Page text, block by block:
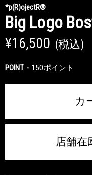
*p(R)ojectR®
Big Logo
¥16,500 (税込)
POINT 150ポイント
カ
店舗在